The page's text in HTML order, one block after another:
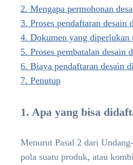
2. Mengapa permohonan
3. Proses pendaftaran desain
4. Dokumen yang diperlukan
5. Proses pembatalan desain
6. Biaya pendaftaran desain
7. Penutup
1. Apa yang bisa
Menurut Pasal 2 dari
pola suatu produk, atau